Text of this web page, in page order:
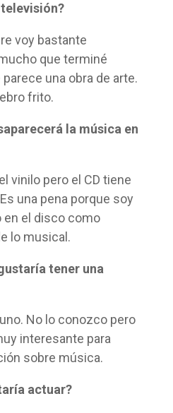
voy bastante
que terminé
parece una obra de arte.
frito.
la música en
vinilo pero el CD tiene
una pena porque soy
en el disco como
lo musical.
tener una
No lo conozco pero
interesante para
sobre música.
actuar?